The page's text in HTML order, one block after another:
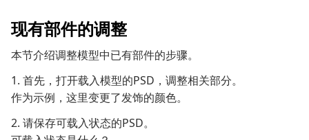
现有部件的调整
本节介绍调整模型中已有部件的步骤。
1. 首先，打开载入模型的PSD，调整相关部分。
作为示例，这里变更了发饰的颜色。
2. 请保存可载入状态的PSD。